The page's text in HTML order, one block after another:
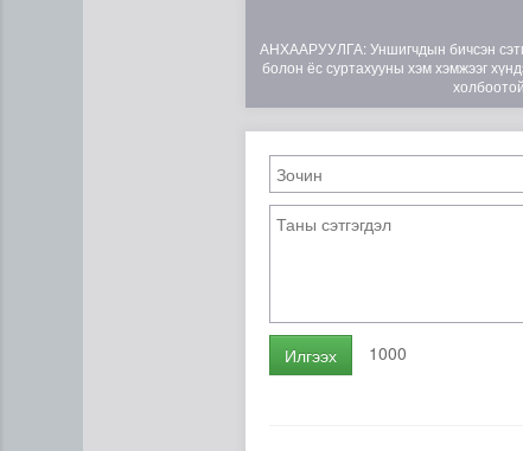
АНХААРУУЛГА: Уншигчдын бичсэн
болон ёс суртахууны хэм хэмжээг
Илгээх 1000